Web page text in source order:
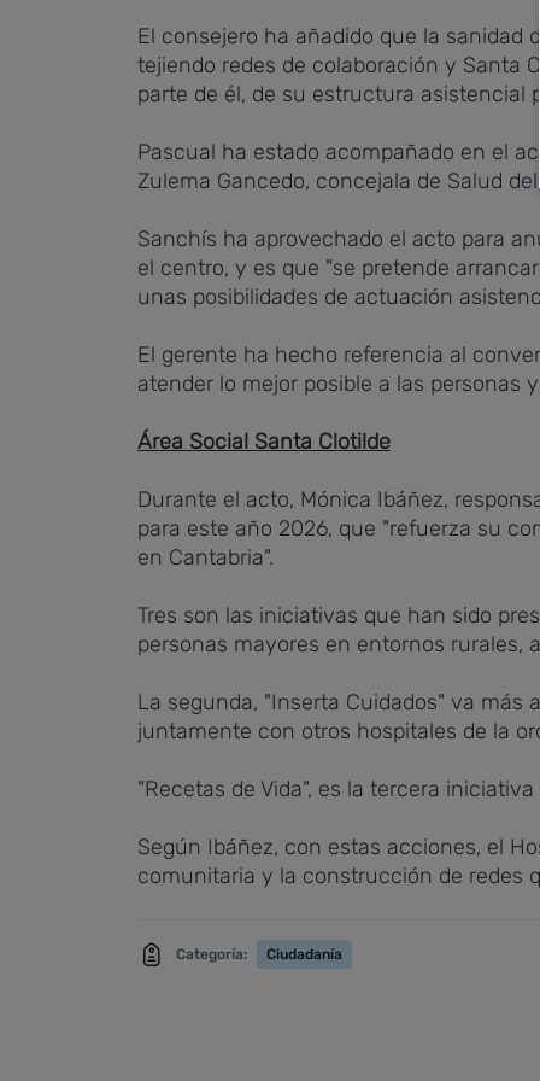
El consejero ha añadido que la
tejiendo redes de colaboración y Santa
parte de él, de su estructura asistencial
Pascual ha estado acompañado en el
Zulema Gancedo, concejala de Salud
Sanchís ha aprovechado el acto para
el centro, y es que "se pretende
unas posibilidades de actuación
El gerente ha hecho referencia al
atender lo mejor posible a las personas
Área Social Santa Clotilde
Durante el acto, Mónica Ibáñez,
para este año 2026, que "refuerza su
en Cantabria".
Tres son las iniciativas que han sido
personas mayores en entornos rurales,
La segunda, "Inserta Cuidados" va
juntamente con otros hospitales de la
"Recetas de Vida", es la tercera
Según Ibáñez, con estas acciones, el
comunitaria y la construcción de redes
Categoría: Ciudadanía